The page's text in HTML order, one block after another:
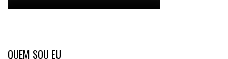
QUEM SOU EU